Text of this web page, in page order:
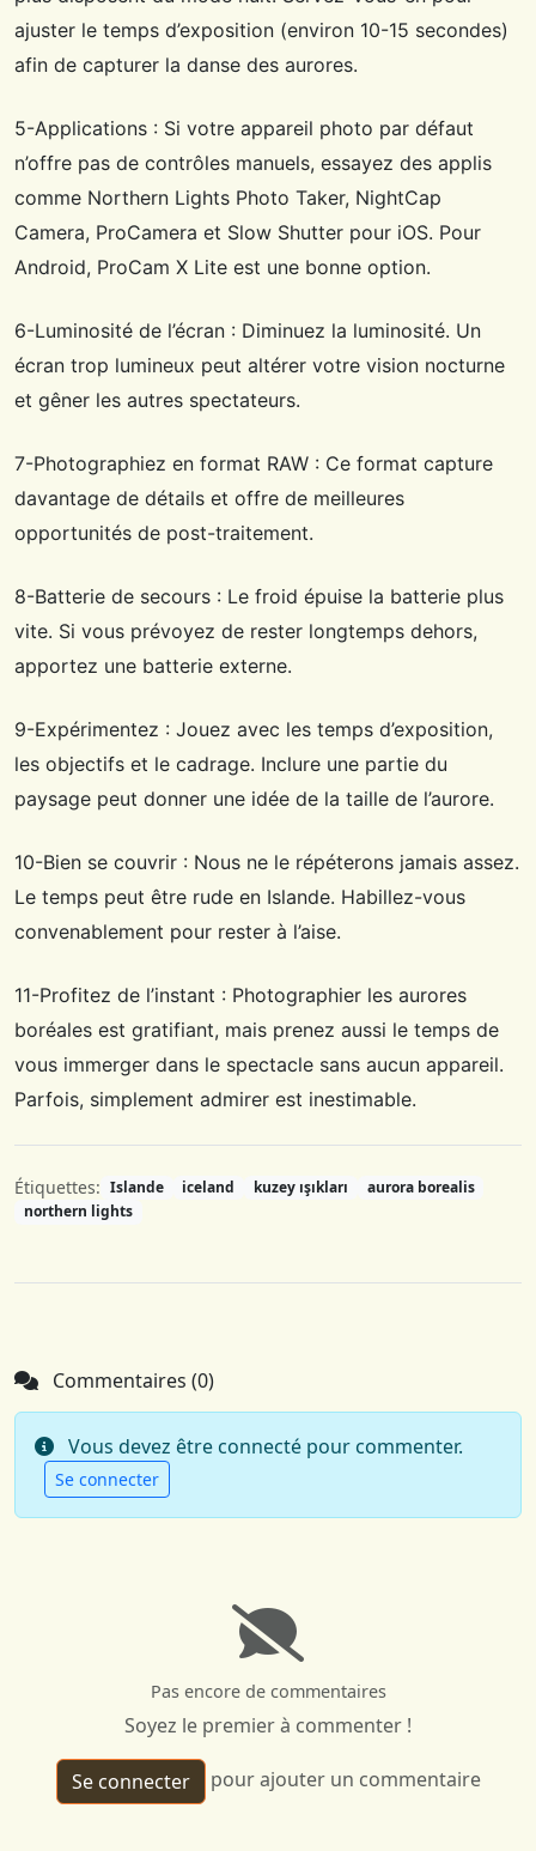
ajuster le temps d’exposition (environ 10-15 secondes)
afin de capturer la danse des aurores.
5-Applications : Si votre appareil photo par défaut
n’offre pas de contrôles manuels, essayez des applis
comme Northern Lights Photo Taker, NightCap
Camera, ProCamera et Slow Shutter pour iOS. Pour
Android, ProCam X Lite est une bonne option.
6-Luminosité de l’écran : Diminuez la luminosité. Un
écran trop lumineux peut altérer votre vision nocturne
et gêner les autres spectateurs.
7-Photographiez en format RAW : Ce format capture
davantage de détails et offre de meilleures
opportunités de post-traitement.
8-Batterie de secours : Le froid épuise la batterie plus
vite. Si vous prévoyez de rester longtemps dehors,
apportez une batterie externe.
9-Expérimentez : Jouez avec les temps d’exposition,
les objectifs et le cadrage. Inclure une partie du
paysage peut donner une idée de la taille de l’aurore.
10-Bien se couvrir : Nous ne le répéterons jamais assez.
Le temps peut être rude en Islande. Habillez-vous
convenablement pour rester à l’aise.
11-Profitez de l’instant : Photographier les aurores
boréales est gratifiant, mais prenez aussi le temps de
vous immerger dans le spectacle sans aucun appareil.
Parfois, simplement admirer est inestimable.
Étiquettes: Islande iceland kuzey ışıkları
aurora borealis
northern lights
Commentaires (0)
Vous devez être connecté pour commenter.
Se connecter
Pas encore de commentaires
Soyez le premier à commenter !
Se connecter pour ajouter un commentaire